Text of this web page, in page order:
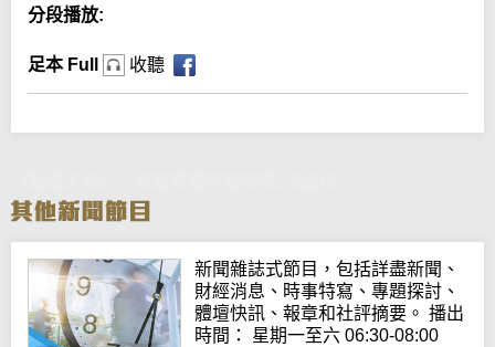
分段播放:
足本 Full 收聽
新聞雜誌式節目，包括詳盡新聞、
財經消息、時事特寫、專題探討、
體壇快訊、報章和社評摘要。 播出
時間： 星期一至六 06:30-08:00